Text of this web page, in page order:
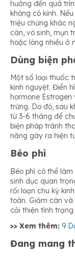
hưởng đến quá
không có kinh.
triệu chứng khác
cân, vô sinh, mụn
hoặc lông nhiều ở
Dùng biện
Một số loại thuốc
kinh nguyệt. Điển
hormone
trứng. Do đó, sau
từ 3-6 tháng để
biện pháp tránh
năng gây ra hiện
Béo phì
Béo phì có thể
sinh dục quan
rối loạn chu kỳ
toàn. Giảm cân
cải thiện tình trạng
>> Xem thêm: 9
Đang mang